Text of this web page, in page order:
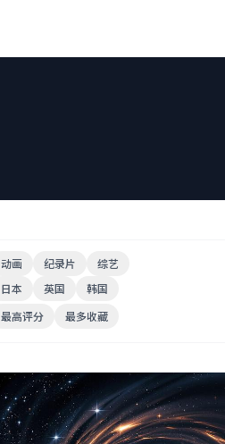
动画 纪录片
综艺
日本 英国
韩国
最高评分 最多收藏